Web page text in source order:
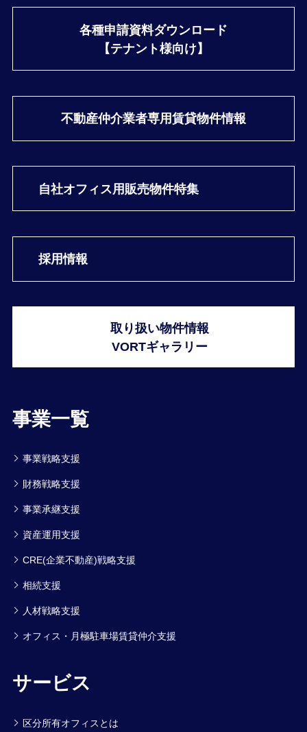
各種申請資料ダウンロード
【テナント様向け】
不動産仲介業者専用賃貸物件情報
自社オフィス用販売物件特集
採用情報
事業一覧
事業戦略支援
財務戦略支援
事業承継支援
資産運用支援
CRE(企業不動産)戦略支援
相続支援
人材戦略支援
オフィス・月極駐車場賃貸仲介支援
サービス
区分所有オフィスとは
取り扱い物件情報
VORTギャラリー